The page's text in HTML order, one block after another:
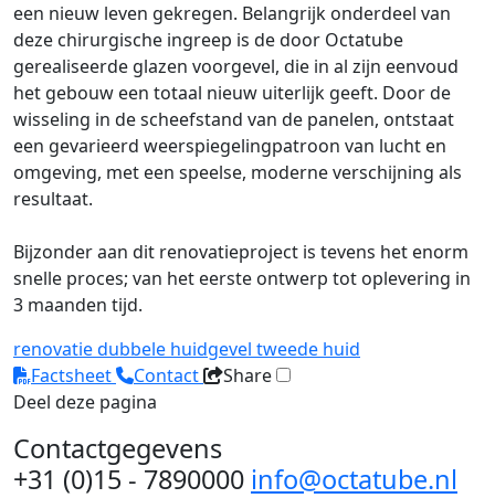
een nieuw leven gekregen. Belangrijk onderdeel van
deze chirurgische ingreep is de door Octatube
gerealiseerde glazen voorgevel, die in al zijn eenvoud
het gebouw een totaal nieuw uiterlijk geeft. Door de
wisseling in de scheefstand van de panelen, ontstaat
een gevarieerd weerspiegelingpatroon van lucht en
omgeving, met een speelse, moderne verschijning als
resultaat.
Bijzonder aan dit renovatieproject is tevens het enorm
snelle proces; van het eerste ontwerp tot oplevering in
3 maanden tijd.
renovatiedubbele huidgevel tweede huid
Factsheet
Contact
Share
Deel deze pagina
Contactgegevens
+31 (0)15 - 7890000 info@octatube.nl